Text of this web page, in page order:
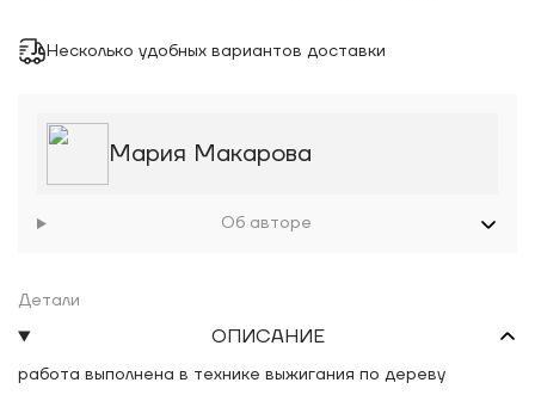
Несколько удобных вариантов доставки
Мария Макарова
Об авторе
Детали
ОПИСАНИЕ
работа выполнена в технике выжигания по дереву